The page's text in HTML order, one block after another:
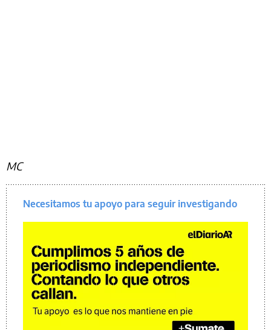
MC
Necesitamos tu apoyo para seguir investigando